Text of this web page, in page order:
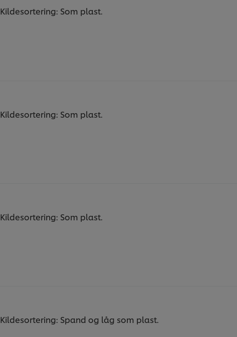
Kildesortering: Som plast.
Kildesortering: Som plast.
Kildesortering: Som plast.
Kildesortering: Spand og låg som plast.